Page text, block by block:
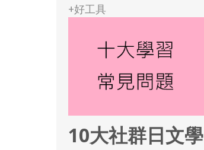
+好工具
10大社群日文學